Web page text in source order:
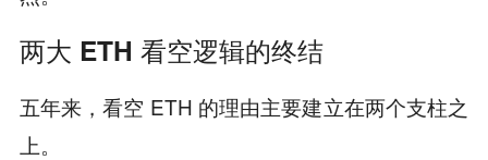
两大 ETH 看空逻辑的终结
五年来，看空 ETH 的理由主要建立在两个支柱之
上。